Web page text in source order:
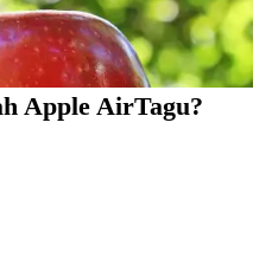
Apple AirTagu?